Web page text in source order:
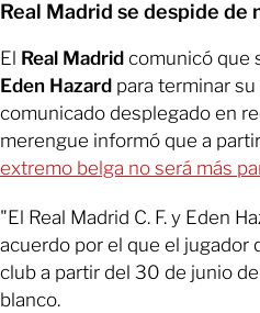
Real Madrid se despide de
El Real Madrid comunicó que
Eden Hazard para terminar
comunicado desplegado en
merengue informó que a
extremo belga no será más
"El Real Madrid C. F. y Eden
acuerdo por el que el jugador
club a partir del 30 de junio
blanco.